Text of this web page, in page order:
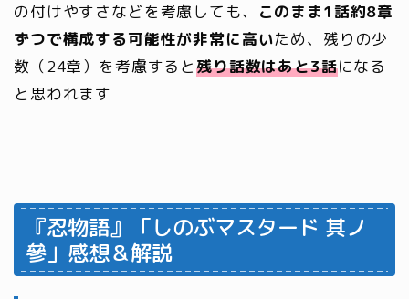
の付けやすさなどを考慮しても、
このまま1話約8章
ずつで構成する可能性が非常に高いため、残りの少
数（24章）を考慮すると残り話数はあと3話になる
と思われます
『忍物語』「しのぶマスタード 其ノ
參」感想＆解説